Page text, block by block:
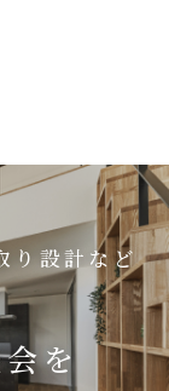
り設計など
を